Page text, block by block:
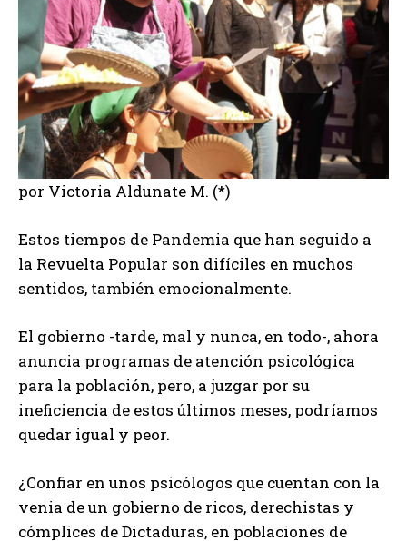
por Victoria Aldunate M. (*)
Estos tiempos de Pandemia que han seguido a
la Revuelta Popular son difíciles en muchos
sentidos, también emocionalmente.
El gobierno -tarde, mal y nunca, en todo-, ahora
anuncia programas de atención psicológica
para la población, pero, a juzgar por su
ineficiencia de estos últimos meses, podríamos
quedar igual y peor.
¿Confiar en unos psicólogos que cuentan con la
venia de un gobierno de ricos, derechistas y
cómplices de Dictaduras, en poblaciones de